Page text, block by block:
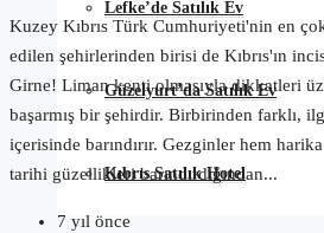
Lefke’de Satılık Ev
Güzelyurt’da Satılık Ev
Kıbrıs Satılık Hotel
Kuzey Kıbrıs Türk Cumhuriyeti'nin en
edilen şehirlerinden birisi de Kıbrıs'ın
Girne! Liman kenti olmasıyla dikkatleri
başarmış bir şehirdir. Birbirinden farklı,
içerisinde barındırır. Gezginler hem
tarihi güzellikleri barındırdığından...
7 yıl önce